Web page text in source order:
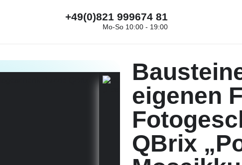
+49(0)821 999674 81
Mo-So 10:00 - 19:00
eigenen
QBrix